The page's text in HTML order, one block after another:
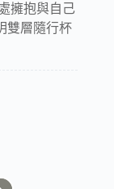
擁抱與自己
雙層隨行杯